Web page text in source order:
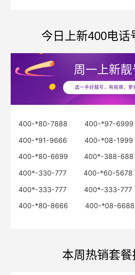
今日上新400电话
周一上新靓
选一手好靓号，有规律，更
400-*80-7888 400-*97-6999
400-*91-9666
400-*08-1999
400-*80-6699
400*-388-688
400*-330-777
400-*60-5678
400*-333-777
400*-333-777
400-*80-8666
400-*08-6688
本周热销套餐